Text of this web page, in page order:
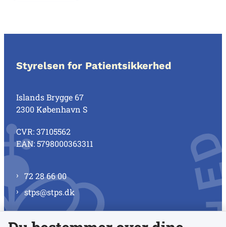
Styrelsen for Patientsikkerhed
Islands Brygge 67
2300 København S
CVR: 37105562
EAN: 5798000363311
72 28 66 00
stps@stps.dk